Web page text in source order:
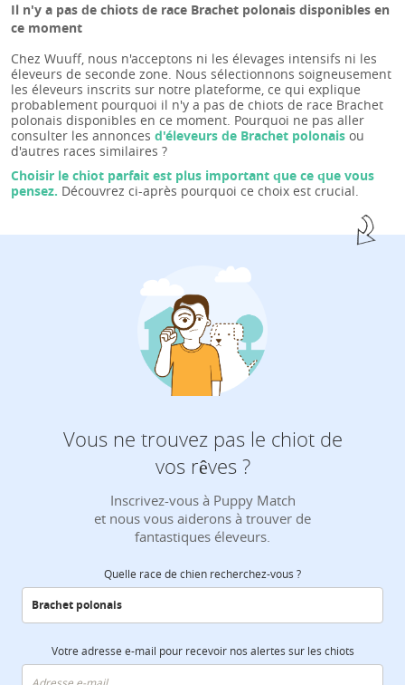
Il n'y a pas de chiots de race Brachet polonais disponibles en
ce moment
Chez Wuuff, nous n'acceptons ni les élevages intensifs ni les
éleveurs de seconde zone. Nous sélectionnons soigneusement
les éleveurs inscrits sur notre plateforme, ce qui explique
probablement pourquoi il n'y a pas de chiots de race Brachet
polonais disponibles en ce moment. Pourquoi ne pas aller
consulter les annonces d'éleveurs de Brachet polonais ou
d'autres races similaires ?
Choisir le chiot parfait est plus important que ce que vous
pensez. Découvrez ci-après pourquoi ce choix est crucial.
Vous ne trouvez pas le chiot de
vos rêves ?
Inscrivez-vous à Puppy Match
et nous vous aiderons à trouver de
fantastiques éleveurs.
Quelle race de chien recherchez-vous ?
Votre adresse e-mail pour recevoir nos alertes sur les chiots